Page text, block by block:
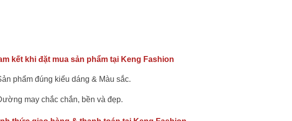
kết khi đặt mua sản phẩm tại Keng Fashion
phẩm đúng kiểu dáng & Màu sắc.
may chắc chắn, bền và đẹp.